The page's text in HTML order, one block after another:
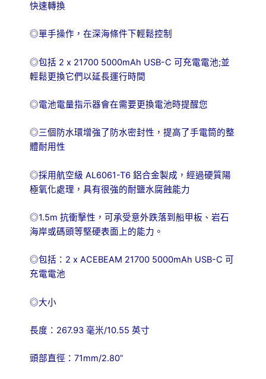
快速轉換
◎單手操作，在深海條件下輕鬆控制
◎包括 2 x 21700 5000mAh USB-C 可充電電池;並
輕鬆更換它們以延長運行時間
◎電池電量指示器會在需要更換電池時提醒您
◎三個防水環增強了防水密封性，提高了手電筒的整
體耐用性
◎採用航空級 AL6061-T6 鋁合金製成，經過硬質陽
極氧化處理，具有很強的耐鹽水腐蝕能力
◎1.5m 抗衝擊性，可承受意外跌落到船甲板、岩石
海岸或碼頭等堅硬表面上的能力。
◎包括： 2 x ACEBEAM 21700 5000mAh USB-C 可
充電電池
◎大小
長度： 267.93 毫米/10.55 英寸
頭部直徑： 71mm/2.80”